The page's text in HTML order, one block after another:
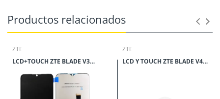
Productos relacionados
ZTE
LCD+TOUCH ZTE BLADE V30 VITA**
ZTE
LCD Y TOUCH ZTE BLADE V40**